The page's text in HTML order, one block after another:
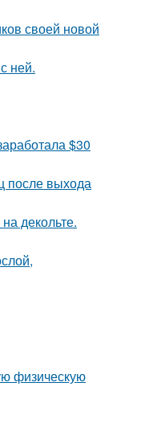
своей новой
ней.
$30
после выхода
декольте.
физическую